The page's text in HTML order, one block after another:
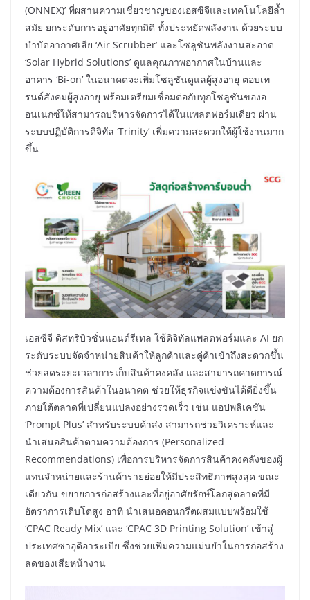
(ONNEX)’ ที่ผสานความเชี่ยวชาญของเอสซีจีและเทคโนโลยีล้ำ
สมัย ยกระดับการอยู่อาศัยทุกมิติ ทั้งประหยัดพลังงาน ด้วยระบบ
บำบัดอากาศเสีย ‘Air Scrubber’ และโซลูชันพลังงานสะอาด
‘Solar Hybrid Solutions’ ดูแลคุณภาพอากาศในบ้านและ
อาคาร ‘Bi-on’ ในอนาคตจะเพิ่มโซลูชันดูแลผู้สูงอายุ ตอบเท
รนด์สังคมผู้สูงอายุ พร้อมเตรียมเชื่อมต่อกับทุกโซลูชันของอ
อนเนกซ์ให้สามารถบริหารจัดการได้ในแพลตฟอร์มเดียว ผ่าน
ระบบปฏิบัติการดิจิทัล ‘Trinity’ เพิ่มความสะดวกให้ผู้ใช้งานมาก
ขึ้น
เอสซีจี ดิสทริบิวชั่นแอนด์รีเทล ใช้ดิจิทัลแพลตฟอร์มและ AI ยก
ระดับระบบจัดจำหน่ายสินค้าให้ลูกค้าและคู่ค้าเข้าถึงสะดวกขึ้น
ช่วยลดระยะเวลาการเก็บสินค้าคงคลัง และสามารถคาดการณ์
ความต้องการสินค้าในอนาคต ช่วยให้ธุรกิจแข่งขันได้ดียิ่งขึ้น
ภายใต้ตลาดที่เปลี่ยนแปลงอย่างรวดเร็ว เช่น แอปพลิเคชัน
‘Prompt Plus’ สำหรับระบบค้าส่ง สามารถช่วยวิเคราะห์และ
นำเสนอสินค้าตามความต้องการ (Personalized
Recommendations) เพื่อการบริหารจัดการสินค้าคงคลังของผู้
แทนจำหน่ายและร้านค้ารายย่อยให้มีประสิทธิภาพสูงสุด ขณะ
เดียวกัน ขยายการก่อสร้างและที่อยู่อาศัยรักษ์โลกสู่ตลาดที่มี
อัตราการเติบโตสูง อาทิ นำเสนอคอนกรีตผสมแบบพร้อมใช้
‘CPAC Ready Mix’ และ ‘CPAC 3D Printing Solution’ เข้าสู่
ประเทศซาอุดิอาระเบีย ซึ่งช่วยเพิ่มความแม่นยำในการก่อสร้าง
ลดของเสียหน้างาน